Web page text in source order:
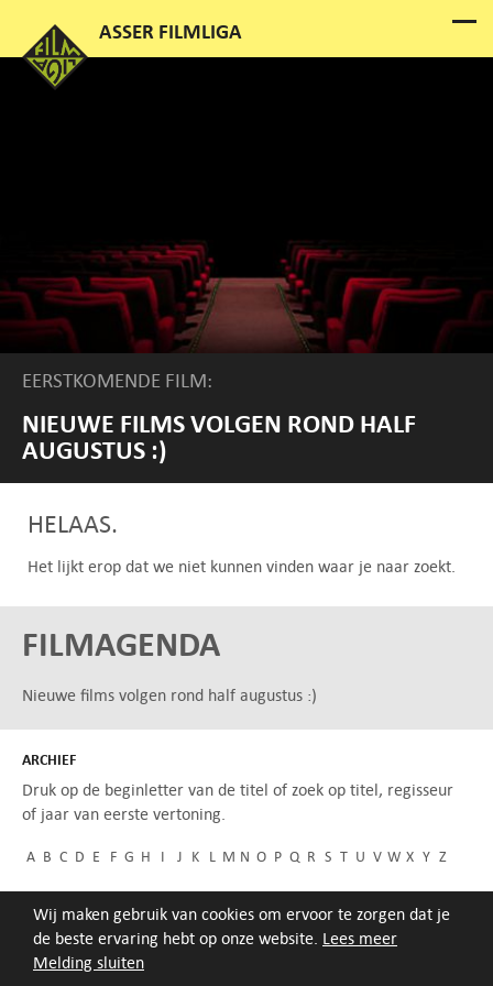
Melding sluiten
Wij maken gebruik van cookies om ervoor te zorgen dat je
de beste ervaring hebt op onze website. Lees meer
EERSTKOMENDE FILM:
NIEUWE FILMS VOLGEN ROND HALF
AUGUSTUS :)
HELAAS.
Het lijkt erop dat we niet kunnen vinden waar je naar zoekt.
FILMAGENDA
Nieuwe films volgen rond half augustus :)
ARCHIEF
Druk op de beginletter van de titel of zoek op titel, regisseur
of jaar van eerste vertoning.
A B C D E F G H I J K L M N O P Q R S T U V W X Y Z